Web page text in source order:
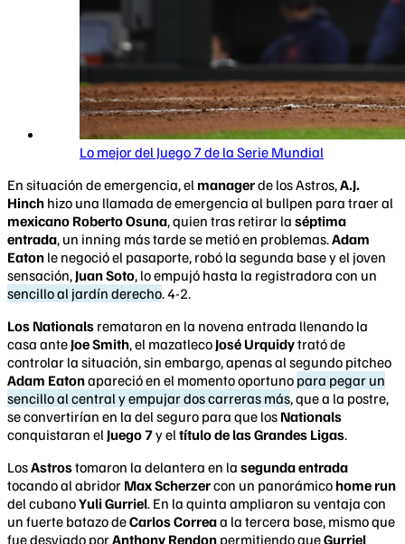
Lo mejor del Juego 7 de la Serie Mundial
En situación de emergencia, el managerde los Astros,A.J.
Hinch hizo una llamada de emergencia al bullpen para traer al
mexicano Roberto Osuna, quien tras retirar la séptima
entrada, un inning más tarde se metió en problemas.Adam
Eaton le negoció el pasaporte, robó la segunda base y el joven
sensación, Juan Soto, lo empujó hasta la registradora con un
sencillo al jardín derecho. 4-2.
Los Nationals remataron en la novena entrada llenando la
casa ante Joe Smith, el mazatleco José Urquidytrató de
controlar la situación, sin embargo, apenas al segundo pitcheo
Adam Eatonapareció en el momento oportuno para pegar un
sencillo al central y empujar dos carreras más, que a la postre,
se convertirían en la del seguro para que los Nationals
conquistaran el Juego 7y el título de las Grandes Ligas.
LosAstrostomaron la delantera en la segunda entrada
tocando al abridor Max Scherzercon un panorámico home run
del cubanoYuli Gurriel. En la quinta ampliaron su ventaja con
un fuerte batazo deCarlos Correaa la tercera base, mismo que
fue desviado porAnthony Rendon permitiendo queGurriel